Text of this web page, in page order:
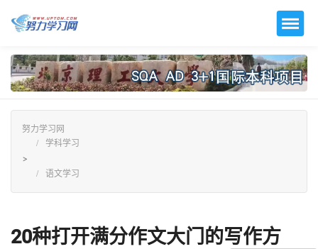
努力学习网
学科学习
>
语文学习
20种打开满分作文大门的写作方